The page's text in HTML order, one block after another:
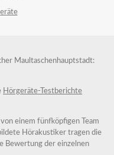
Maultaschenhauptstadt:
Hörgeräte-Testberichte
einem fünfköpfigen Team
Hörakustiker tragen die
Bewertung der einzelnen